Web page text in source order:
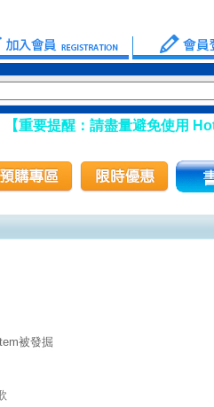
醒：請盡量避免使用 Hotmail、
被發掘